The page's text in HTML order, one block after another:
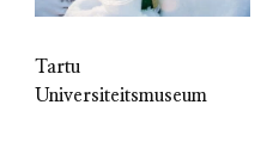
Tartu
Universiteitsmuseum